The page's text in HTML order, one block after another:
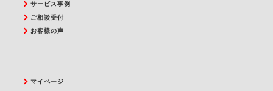
サービス事例
ご相談受付
お客様の声
マイページ